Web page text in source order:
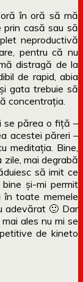
în oră să mă
casă sau să
neproductivă
pentru că nu
distragă de la
de rapid, abia
gata trebuie să
concentrația.
se părea o fiță –
acestei păreri –
meditația. Bine,
mai degrabă
să imit ce
și-mi permit
în toate memele
adevărat 🙂 Dar
ales nu mi se
de kineto